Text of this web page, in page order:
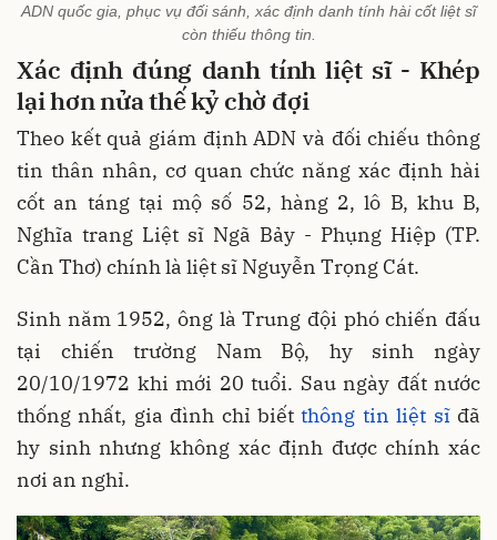
ADN quốc gia, phục vụ đối sánh, xác định danh tính hài cốt liệt sĩ
còn thiếu thông tin.
Xác định đúng danh tính liệt sĩ - Khép
lại hơn nửa thế kỷ chờ đợi
Theo kết quả giám định ADN và đối chiếu thông
tin thân nhân, cơ quan chức năng xác định hài
cốt an táng tại mộ số 52, hàng 2, lô B, khu B,
Nghĩa trang Liệt sĩ Ngã Bảy - Phụng Hiệp (TP.
Cần Thơ) chính là liệt sĩ Nguyễn Trọng Cát.
Sinh năm 1952, ông là Trung đội phó chiến đấu
tại chiến trường Nam Bộ, hy sinh ngày
20/10/1972 khi mới 20 tuổi. Sau ngày đất nước
thống nhất, gia đình chỉ biếtthông tin liệt sĩđã
hy sinh nhưng không xác định được chính xác
nơi an nghỉ.